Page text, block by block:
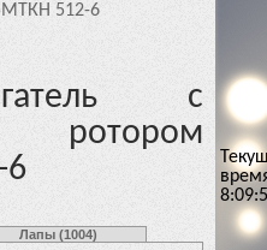
512-6
с
Лапы (1004)
8:10:0